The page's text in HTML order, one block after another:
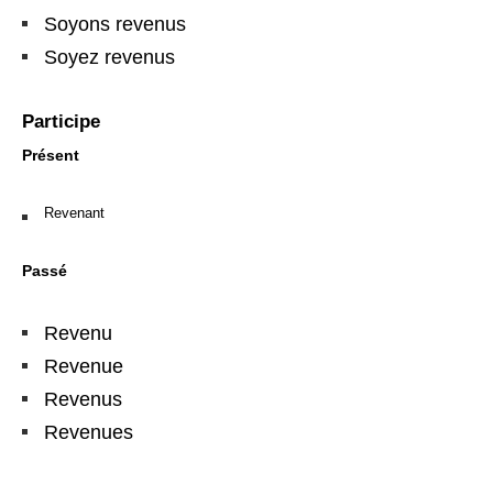
Soyons revenus
Soyez revenus
Participe
Présent
Revenant
Passé
Revenu
Revenue
Revenus
Revenues